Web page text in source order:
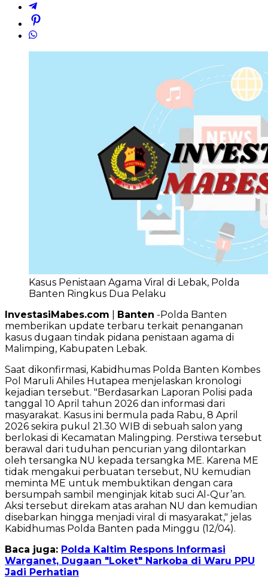
Kasus Penistaan Agama Viral di Lebak, Polda
Banten Ringkus Dua Pelaku
InvestasiMabes.com
Banten -Polda Banten
memberikan update terbaru terkait penanganan
kasus dugaan tindak pidana penistaan agama di
Malimping, Kabupaten Lebak.
Saat dikonfirmasi, Kabidhumas Polda Banten Kombes
Pol Maruli Ahiles Hutapea menjelaskan kronologi
kejadian tersebut. "Berdasarkan Laporan Polisi pada
tanggal 10 April tahun 2026 dan informasi dari
masyarakat. Kasus ini bermula pada Rabu, 8 April
2026 sekira pukul 21.30 WIB di sebuah salon yang
berlokasi di Kecamatan Malingping. Perstiwa tersebut
berawal dari tuduhan pencurian yang dilontarkan
oleh tersangka NU kepada tersangka ME. Karena ME
tidak mengakui perbuatan tersebut, NU kemudian
meminta ME untuk membuktikan dengan cara
bersumpah sambil menginjak kitab suci Al-Qur’an.
Aksi tersebut direkam atas arahan NU dan kemudian
disebarkan hingga menjadi viral di masyarakat," jelas
Kabidhumas Polda Banten pada Minggu (12/04).
Baca juga: Polda Kaltim Respons Informasi
Warganet, Dugaan "Loket" Narkoba di Waru PPU
Jadi Perhatian